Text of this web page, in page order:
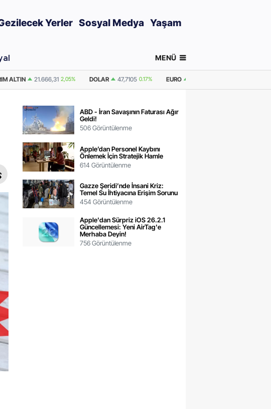
Yerler Sosyal Medya Yaşam
MENÜ
47,7105 0.17% EURO 55,0849 0.12% GRAM ALTIN
ABD - İran Savaşının Faturası Ağır
Geldi!
506 Görüntülenme
Apple’dan Personel Kaybını
Önlemek İçin Stratejik Hamle
614 Görüntülenme
Gazze Şeridi’nde İnsani Kriz:
Temel Su İhtiyacına Erişim Sorunu
454 Görüntülenme
Apple'dan Sürpriz iOS 26.2.1
Güncellemesi: Yeni AirTag'e
Merhaba Deyin!
756 Görüntülenme